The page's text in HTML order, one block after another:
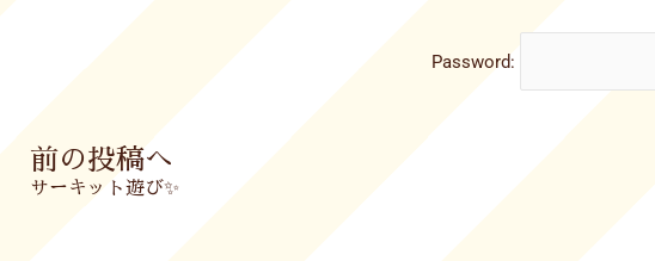
Password:
Prev
前の投稿へ
サーキット遊び✨